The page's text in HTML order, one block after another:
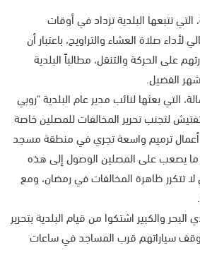
التي تتبعها البلدية تزداد في أوقات
لأداء صلاة العشاء والتراويح، باعتبار أن
على الحركة والتنقل، مطالباً البلدية
الفضيل.
التي بعثها لنائب مدير عام البلدية "روبي
لتجنب تحرير المخالفات للمصلين خاصة
أعمال ترميم واسعة تجري في منطقة مسجد
ما يصعب على المصلين الوصول إلى هذه
لا تتكرر ظاهرة المخالفات في رمضان، ومع
والكبير اشتكوا من قيام البلدية بتحرير
سياراتهم قرب المساجد في ساعات